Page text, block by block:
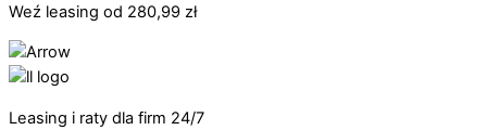
Weź leasing od 280,99 zł
Leasing i raty dla firm 24/7